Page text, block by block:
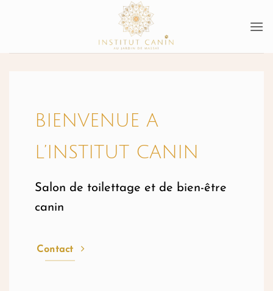
BIENVENUE A
L’INSTITUT CANIN
Salon de toilettage et de bien-être
canin
Contact